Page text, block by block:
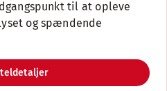
til at opleve
og spændende